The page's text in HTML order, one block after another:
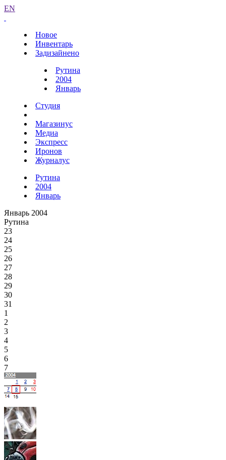
EN
Новое
Инвентарь
Задизайнено
Рутина
2004
Январь
Студия
Магазинус
Медиа
Экспресс
Иронов
Журналус
Рутина
2004
Январь
Январь 2004
Рутина
23
24
25
26
27
28
29
30
31
1
2
3
4
5
6
7